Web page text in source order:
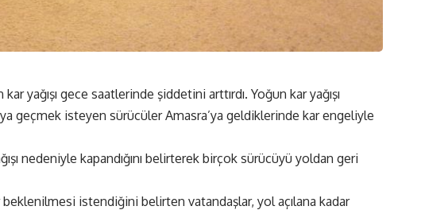
yağışı gece saatlerinde şiddetini arttırdı. Yoğun kar yağışı
geçmek isteyen sürücüler Amasra’ya geldiklerinde kar engeliyle
nedeniyle kapandığını belirterek birçok sürücüyü yoldan geri
istendiğini belirten vatandaşlar, yol açılana kadar